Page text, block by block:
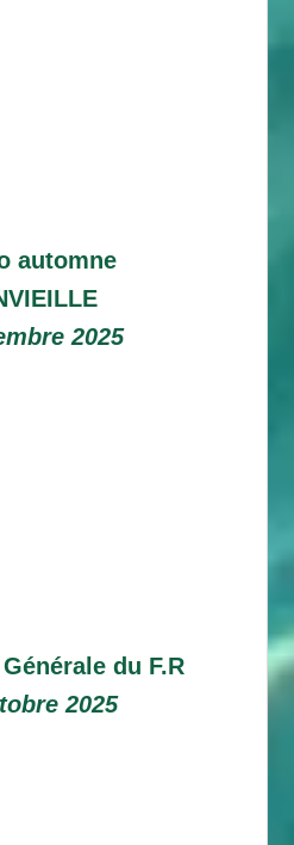
automne
2025
du F.R
2025